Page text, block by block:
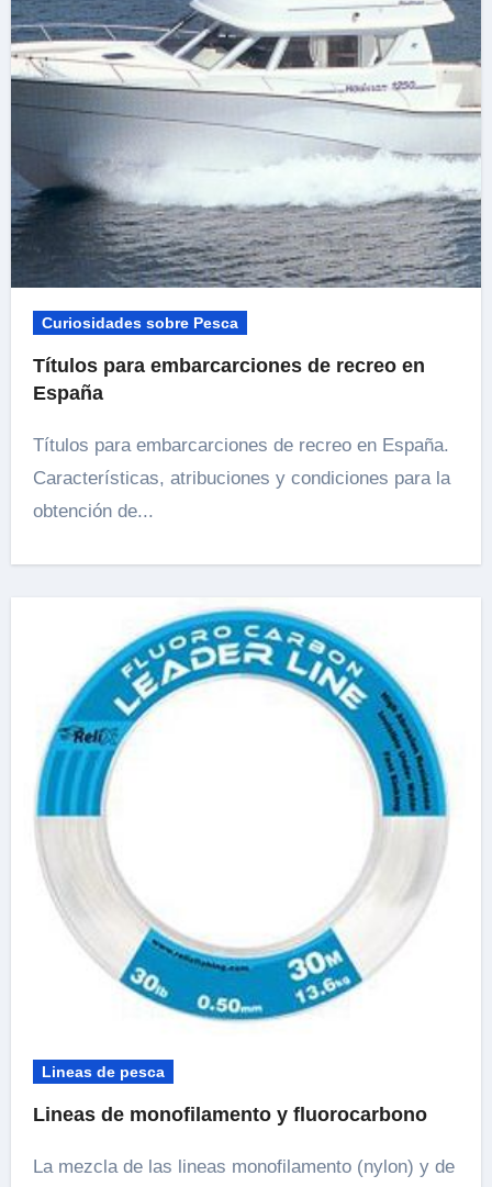
Curiosidades sobre Pesca
Títulos para embarcarciones de recreo en
España
Títulos para embarcarciones de recreo en España.
Características, atribuciones y condiciones para la
obtención de...
Lineas de pesca
Lineas de monofilamento y fluorocarbono
La mezcla de las lineas monofilamento (nylon) y de